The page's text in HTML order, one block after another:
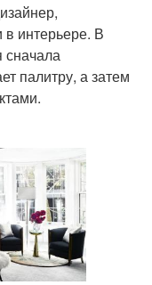
в интерьере. В
сначала
палитру, а затем